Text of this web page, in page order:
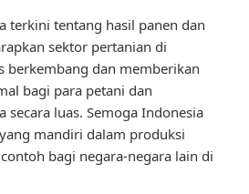
terkini tentang hasil panen dan
sektor pertanian di
berkembang dan memberikan
bagi para petani dan
secara luas. Semoga Indonesia
mandiri dalam produksi
bagi negara-negara lain di